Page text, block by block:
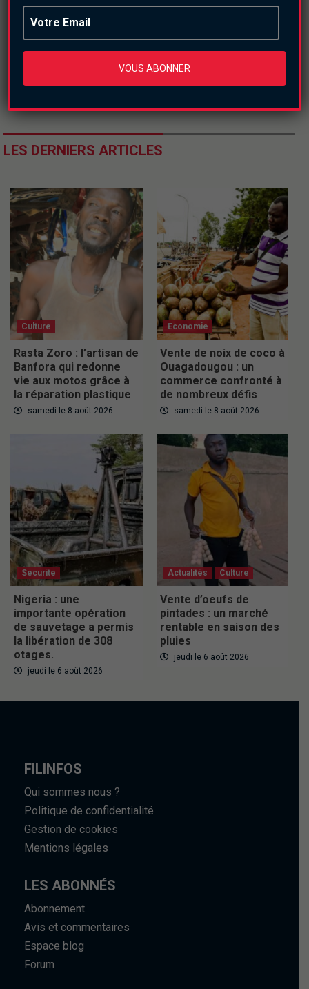
LES DERNIERS ARTICLES
Culture
Rasta Zoro : l’artisan de
Banfora qui redonne
vie aux motos grâce à
la réparation plastique
samedi le 8 août 2026
Economie
Vente de noix de coco à
Ouagadougou : un
commerce confronté à
de nombreux défis
samedi le 8 août 2026
Securite
Nigeria : une
importante opération
de sauvetage a permis
la libération de 308
otages.
jeudi le 6 août 2026
Actualités Culture
Vente d’oeufs de
pintades : un marché
rentable en saison des
pluies
jeudi le 6 août 2026
FILINFOS
Qui sommes nous ?
Politique de confidentialité
Gestion de cookies
Mentions légales
LES ABONNÉS
Abonnement
Avis et commentaires
Espace blog
Forum
VOUS ABONNER